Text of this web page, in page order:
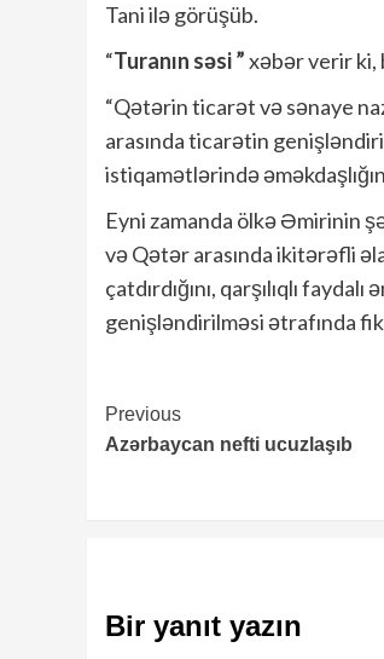
Tani ilə görüşüb.
“Turanın səsi ”xəbər verir ki,
“Qətərin ticarət və sənaye
arasında ticarətin
istiqamətlərində
Eyni zamanda ölkə Əmirinin
və Qətər arasında ikitərəfli
çatdırdığını, qarşılıqlı
genişləndirilməsi ətrafında
Continue
Reading
Previous
Azərbaycan nefti ucuzlaşıb
Bir yanıt yazın